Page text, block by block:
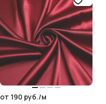
от 190 руб./м